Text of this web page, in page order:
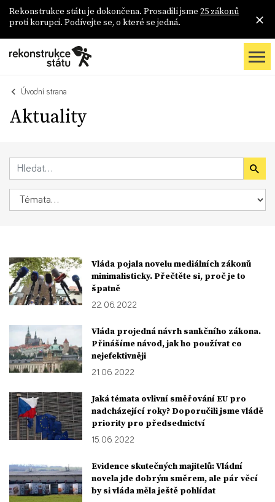
Rekonstrukce státu je dokončena. Prosadili jsme 25 zákonů
proti korupci. Podívejte se, o které se jedná.
Úvodní strana
Aktuality
Vláda pojala novelu mediálních zákonů
minimalisticky. Přečtěte si, proč je to
špatně
22. 06. 2022
Vláda projedná návrh sankčního zákona.
Přinášíme návod, jak ho používat co
nejefektivněji
21. 06. 2022
Jaká témata ovlivní směřování EU pro
nadcházející roky? Doporučili jsme vládě
priority pro předsednictví
15. 06. 2022
Evidence skutečných majitelů: Vládní
novela jde dobrým směrem, ale pár věcí
by si vláda měla ještě pohlídat